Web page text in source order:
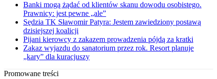
Banki mogą żądać od klientów skanu dowodu osobistego.
Prawnicy: jest pewne „ale”
Sędzia TK Sławomir Patyra: Jestem zawiedziony postawą
dzisiejszej koalicji
Pijani kierowcy z zakazem prowadzenia pójdą za kratki
Zakaz wyjazdu do sanatorium przez rok. Resort planuje
„kary” dla kuracjuszy
Promowane treści